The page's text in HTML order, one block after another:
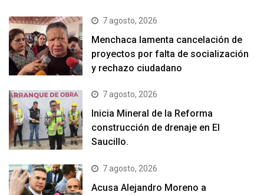
7 agosto, 2026
Menchaca lamenta cancelación de
proyectos por falta de socialización
y rechazo ciudadano
7 agosto, 2026
Inicia Mineral de la Reforma
construcción de drenaje en El
Saucillo.
7 agosto, 2026
Acusa Alejandro Moreno a